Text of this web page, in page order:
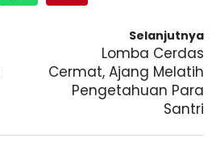
Selanjutnya
Lomba Cerdas
Cermat, Ajang Melatih
Pengetahuan Para
Santri